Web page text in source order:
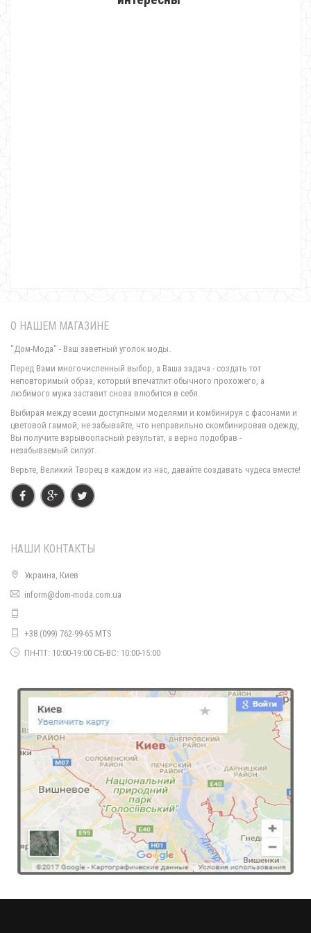
570.00грн.
Элегантное женское платье футляр со вставками из гипюра
Элегантное женское платье из замша
850.00грн.
О НАШЕМ МАГАЗИНЕ
"Дом-Мода" - Ваш заветный уголок моды.
Перед Вами многочисленный выбор, а Ваша задача - создать тот
неповторимый образ, который впечатлит обычного прохожего, а
любимого мужа заставит снова влюбится в себя.
Выбирая между всеми доступными моделями и комбинируя с фасонами и
цветовой гаммой, не забывайте, что неправильно скомбинировав одежду,
Вы получите взрывоопасный результат, а верно подобрав -
незабываемый силуэт.
Верьте, Великий Творец в каждом из нас, давайте создавать чудеса вместе!
НАШИ КОНТАКТЫ
Украина, Киев
inform@dom-moda.com.ua
+38 (099) 762-99-65 MTS
ПН-ПТ: 10:00-19:00 СБ-ВС: 10:00-15:00